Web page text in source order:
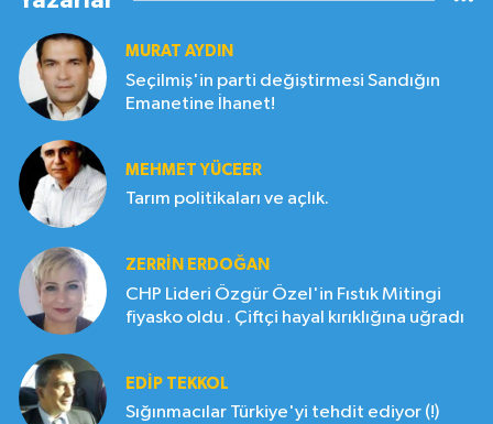
MURAT AYDIN
Seçilmiş'in parti değiştirmesi Sandığın
Emanetine İhanet!
MEHMET YÜCEER
Tarım politikaları ve açlık.
ZERRIN ERDOĞAN
CHP Lideri Özgür Özel'in Fıstık Mitingi
fiyasko oldu . Çiftçi hayal kırıklığına uğradı
EDIP TEKKOL
Sığınmacılar Türkiye'yi tehdit ediyor (!)